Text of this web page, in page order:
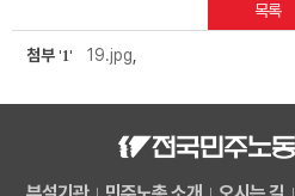
목록
첨부 '1' 19.jpg